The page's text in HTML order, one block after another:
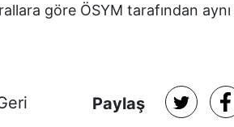
göre ÖSYM tarafından
Paylaş